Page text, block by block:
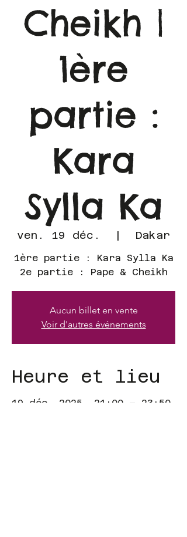
Cheikh |
1ère
partie :
Kara
Sylla Ka
ven. 19 déc.
  |
Dakar
1ère partie : Kara Sylla Ka
2e partie : Pape & Cheikh
Aucun billet en vente
Voir d'autres événements
Heure et lieu
19 déc. 2025, 21:00 – 23:50